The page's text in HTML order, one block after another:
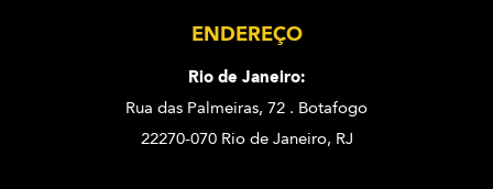
ENDEREÇO
Rio de Janeiro:
Rua das Palmeiras, 72 . Botafogo
22270-070 Rio de Janeiro, RJ